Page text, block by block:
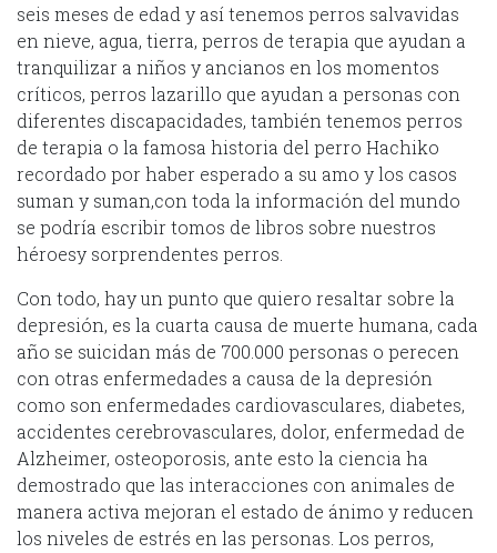
seis meses de edad y así tenemos perros salvavidas
en nieve, agua, tierra, perros de terapia que ayudan a
tranquilizar a niños y ancianos en los momentos
críticos, perros lazarillo que ayudan a personas con
diferentes discapacidades, también tenemos perros
de terapia o la famosa historia del perro Hachiko
recordado por haber esperado a su amo y los casos
suman y suman,con toda la información del mundo
se podría escribir tomos de libros sobre nuestros
héroesy sorprendentes perros.
Con todo, hay un punto que quiero resaltar sobre la
depresión, es la cuarta causa de muerte humana, cada
año se suicidan más de 700.000 personas o perecen
con otras enfermedades a causa de la depresión
como son enfermedades cardiovasculares, diabetes,
accidentes cerebrovasculares, dolor, enfermedad de
Alzheimer, osteoporosis, ante esto la ciencia ha
demostrado que las interacciones con animales de
manera activa mejoran el estado de ánimo y reducen
los niveles de estrés en las personas. Los perros,